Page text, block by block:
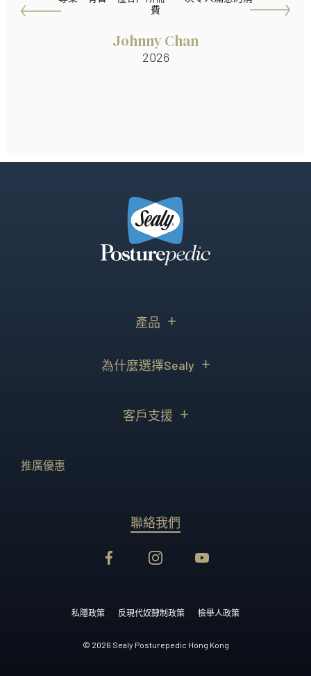
費
Johnny Chan
2026
產品
為什麼選擇Sealy
客戶支援
推廣優惠
聯絡我們
私隱政策 反現代奴隸制政策 檢舉人政策
© 2026 Sealy Posturepedic Hong Kong